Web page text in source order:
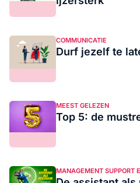
COMMUNICATIE
Durf jezelf te
MEEST GELEZEN
Top 5: de
MANAGEMENT SUPPORT